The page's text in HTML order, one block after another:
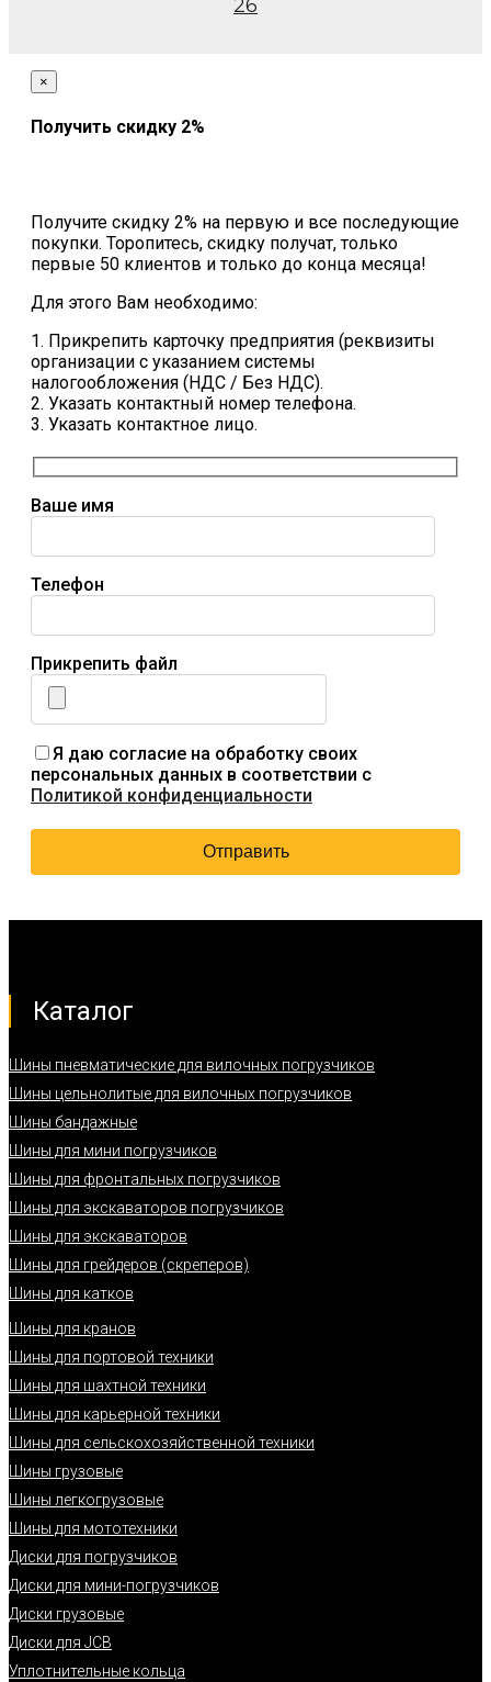
26
×
Получить скидку 2%
Получите скидку 2% на первую и все последующие
покупки. Торопитесь, скидку получат, только
первые 50 клиентов и только до конца месяца!
Для этого Вам необходимо:
1. Прикрепить карточку предприятия (реквизиты
организации с указанием системы
налогообложения (НДС / Без НДС).
2. Указать контактный номер телефона.
3. Указать контактное лицо.
Ваше имя
Телефон
Прикрепить файл
Я даю согласие на обработку своих
персональных данных в соответствии с
Политикой конфиденциальности
Каталог
Шины пневматические для вилочных погрузчиков
Шины цельнолитые для вилочных погрузчиков
Шины бандажные
Шины для мини погрузчиков
Шины для фронтальных погрузчиков
Шины для экскаваторов погрузчиков
Шины для экскаваторов
Шины для грейдеров (скреперов)
Шины для катков
Шины для кранов
Шины для портовой техники
Шины для шахтной техники
Шины для карьерной техники
Шины для сельскохозяйственной техники
Шины грузовые
Шины легкогрузовые
Шины для мототехники
Диски для погрузчиков
Диски для мини-погрузчиков
Диски грузовые
Диски для JCB
Уплотнительные кольца